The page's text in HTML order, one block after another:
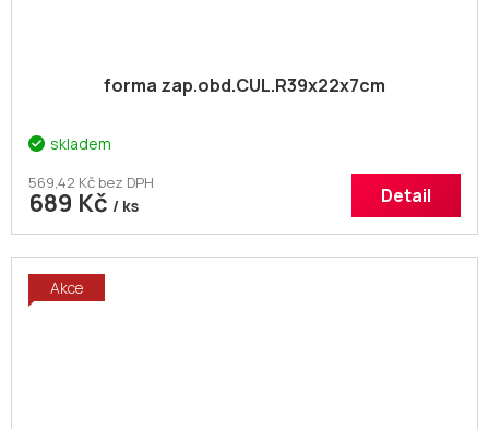
forma zap.obd.CUL.R39x22x7cm
skladem
569,42 Kč bez DPH
689 Kč / ks Detail
Akce